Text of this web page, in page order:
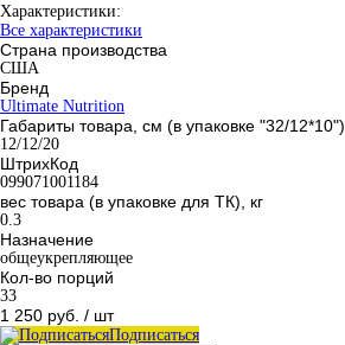
Характеристики:
Все характеристики
Страна производства
США
Бренд
Ultimate Nutrition
Габариты товара, см (в упаковке "32/12*10")
12/12/20
ШтрихКод
099071001184
вес товара (в упаковке для ТК), кг
0.3
Назначение
общеукрепляющее
Кол-во порций
33
1 250 руб. / шт
Подписаться